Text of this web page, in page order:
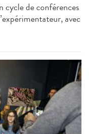
cycle de conférences
avec